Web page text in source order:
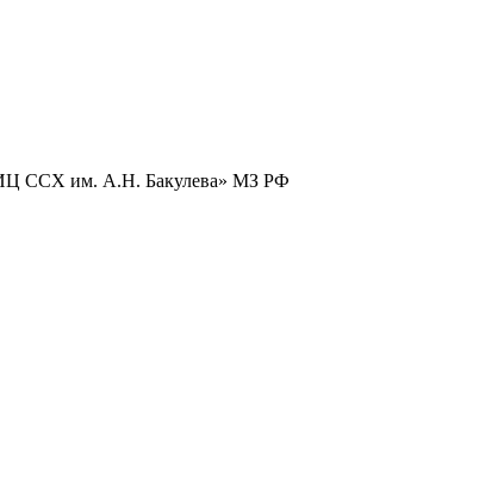
ССХ им. А.Н. Бакулева» МЗ РФ